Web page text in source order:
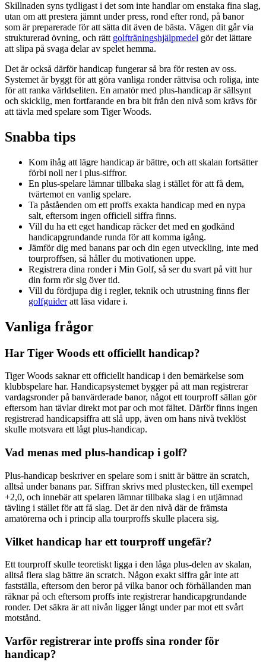
Skillnaden syns tydligast i det som inte handlar om enstaka fina slag,
utan om att prestera jämnt under press, rond efter rond, på banor
som är preparerade för att sätta dit även de bästa. Vägen dit går via
strukturerad övning, och rätt golfträningshjälpmedel gör det lättare
att slipa på svaga delar av spelet hemma.
Det är också därför handicap fungerar så bra för resten av oss.
Systemet är byggt för att göra vanliga ronder rättvisa och roliga, inte
för att ranka världseliten. En amatör med plus-handicap är sällsynt
och skicklig, men fortfarande en bra bit från den nivå som krävs för
att tävla med spelare som Tiger Woods.
Snabba tips
Kom ihåg att lägre handicap är bättre, och att skalan fortsätter
förbi noll ner i plus-siffror.
En plus-spelare lämnar tillbaka slag i stället för att få dem,
tvärtemot en vanlig spelare.
Ta påståenden om ett proffs exakta handicap med en nypa
salt, eftersom ingen officiell siffra finns.
Vill du ha ett eget handicap räcker det med en godkänd
handicapgrundande runda för att komma igång.
Jämför dig med banans par och din egen utveckling, inte med
tourproffsen, så håller du motivationen uppe.
Registrera dina ronder i Min Golf, så ser du svart på vitt hur
din form rör sig över tid.
Vill du fördjupa dig i regler, teknik och utrustning finns fler
golfguideratt läsa vidare i.
Vanliga frågor
Har Tiger Woods ett officiellt handicap?
Tiger Woods saknar ett officiellt handicap i den bemärkelse som
klubbspelare har. Handicapsystemet bygger på att man registrerar
vardagsronder på banvärderade banor, något ett tourproff sällan gör
eftersom han tävlar direkt mot par och mot fältet. Därför finns ingen
registrerad handicapsiffra att slå upp, även om hans nivå tveklöst
skulle motsvara ett lågt plus-handicap.
Vad menas med plus-handicap i golf?
Plus-handicap beskriver en spelare som i snitt är bättre än scratch,
alltså under banans par. Siffran skrivs med plustecken, till exempel
+2,0, och innebär att spelaren lämnar tillbaka slag i en utjämnad
tävling i stället för att få slag. Det är den nivå där de främsta
amatörerna och i princip alla tourproffs skulle placera sig.
Vilket handicap har ett tourproff ungefär?
Ett tourproff skulle teoretiskt ligga i den låga plus-delen av skalan,
alltså flera slag bättre än scratch. Någon exakt siffra går inte att
fastställa, eftersom den beror på vilka banor och förhållanden man
räknar på och eftersom proffs inte registrerar handicapgrundande
ronder. Det säkra är att nivån ligger långt under par mot ett svårt
motstånd.
Varför registrerar inte proffs sina ronder för
handicap?